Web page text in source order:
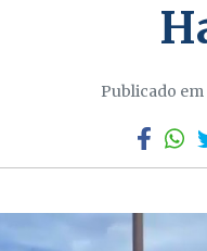
Publicado em